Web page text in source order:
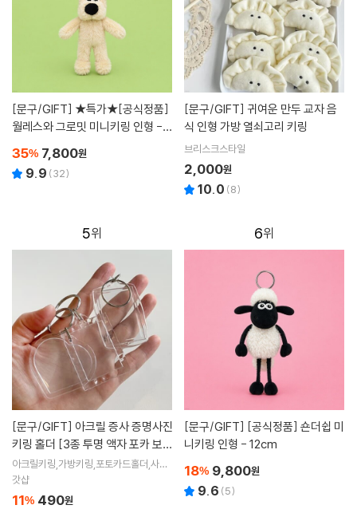
[문구/GIFT]
월레스와 그로밋 미니키링 인형 - 1
35% 7,800원
9.9 (32)
[문구/GIFT]
식 인형 가방 열쇠고리 키링
브리스크스타일
2,000원
10.0 (8)
5
[문구/GIFT]
키링 홀더 [3종 투명 액자 포카 보관
포토카드 가방 사진 열쇠고리 키홀
더]
아크릴키링,가방키링,포토카드홀더,사진
키링,사진열쇠고리,하트키링,포토키링,증
갓샵
11% 490원
6
[문구/GIFT]
니키링 인형 - 12cm
18% 9,800원
9.6 (5)